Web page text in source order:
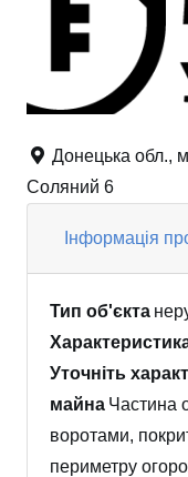
Донецька обл.,
Соляний 6
Інформація
Тип об'єкта
Уточніть
майна Частина
воротами,
периметру